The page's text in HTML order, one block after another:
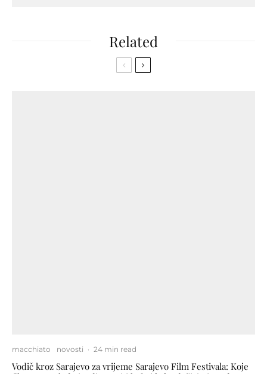
Related
macchiato novosti · 24 min read
Vodič kroz Sarajevo za vrijeme Sarajevo Film Festivala: Koje